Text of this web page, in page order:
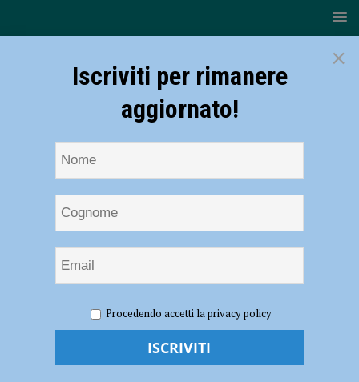
successo contro Casamassima (4-2), Dernini: “Stagione ricca di
difficoltà”
Serie A1 – La Teco Corte Auto ritrova il
×
Iscriviti per rimanere
aggiornato!
Procedendo accetti la privacy policy